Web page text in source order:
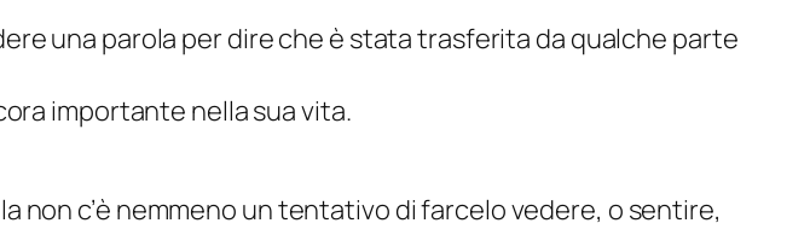
una parola per dire che è stata trasferita da qualche parte
importante nella sua vita.
non c’è nemmeno un tentativo di farcelo vedere, o sentire,